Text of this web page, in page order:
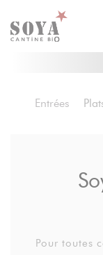
Personalización de
Entrées
Pour toutes